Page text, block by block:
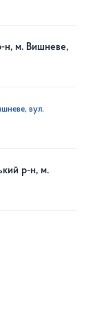
н, м. Вишневе,
вул.
р-н, м.